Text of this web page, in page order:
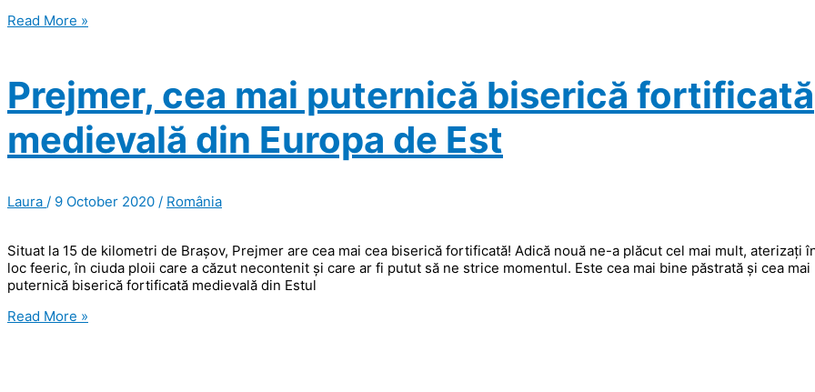
Muzeul
unde
te
în
curtea
Read More »
Prejmer, cea mai puternică biserică fortificată
medievală din Europa de Est
Laura / 9 October 2020 / România
Situat la 15 de kilometri de Brașov, Prejmer are cea mai cea biserică fortificată! Adică nouă ne-a plăcut cel mai mult, aterizați
loc feeric, în ciuda ploii care a căzut necontenit și care ar fi putut să ne strice momentul. Este cea mai bine păstrată și cea mai
puternică biserică fortificată medievală din Estul
Prejmer,
Read More »